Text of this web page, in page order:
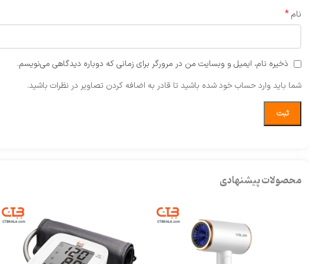
نام*
ذخیره نام، ایمیل و وبسایت من در مرورگر برای زمانی که دوباره دیدگاهی می‌نویسم.
شما باید وارد حساب خود شده باشید تا قادر به اضافه کردن تصاویر در نظرات باشید.
محصولات پیشنهادی